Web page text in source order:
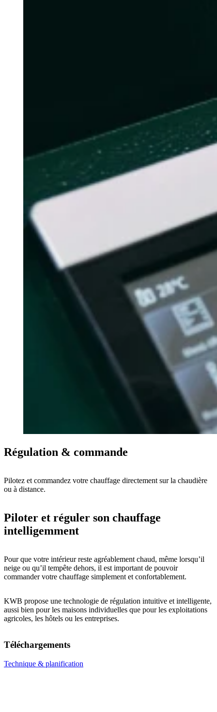
Régulation & commande
Pilotez et commandez votre chauffage directement sur la chaudière
ou à distance.
Piloter et réguler son chauffage
intelligemment
Pour que votre intérieur reste agréablement chaud, même lorsqu’il
neige ou qu’il tempête dehors, il est important de pouvoir
commander votre chauffage simplement et confortablement.
KWB propose une technologie de régulation intuitive et intelligente,
aussi bien pour les maisons individuelles que pour les exploitations
agricoles, les hôtels ou les entreprises.
Téléchargements
Technique & planification